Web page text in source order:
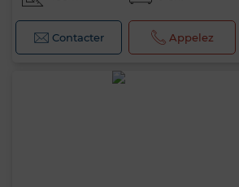
Contacter Appelez